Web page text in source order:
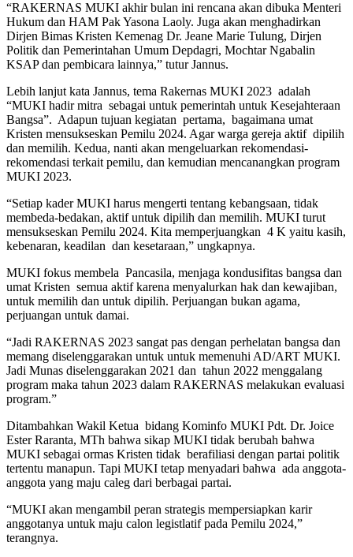
“RAKERNAS MUKI akhir bulan ini rencana akan dibuka Menteri
Hukum dan HAM Pak Yasona Laoly. Juga akan menghadirkan
Dirjen Bimas Kristen Kemenag Dr. Jeane Marie Tulung, Dirjen
Politik dan Pemerintahan Umum Depdagri, Mochtar Ngabalin
KSAP dan pembicara lainnya,” tutur Jannus.
Lebih lanjut kata Jannus, tema Rakernas MUKI 2023 adalah
“MUKI hadir mitra sebagai untuk pemerintah untuk Kesejahteraan
Bangsa”. Adapun tujuan kegiatan pertama, bagaimana umat
Kristen mensukseskan Pemilu 2024. Agar warga gereja aktif dipilih
dan memilih. Kedua, nanti akan mengeluarkan rekomendasi-
rekomendasi terkait pemilu, dan kemudian mencanangkan program
MUKI 2023.
“Setiap kader MUKI harus mengerti tentang kebangsaan, tidak
membeda-bedakan, aktif untuk dipilih dan memilih. MUKI turut
mensukseskan Pemilu 2024. Kita memperjuangkan 4 K yaitu kasih,
kebenaran, keadilan dan kesetaraan,” ungkapnya.
MUKI fokus membela Pancasila, menjaga kondusifitas bangsa dan
umat Kristen semua aktif karena menyalurkan hak dan kewajiban,
untuk memilih dan untuk dipilih. Perjuangan bukan agama,
perjuangan untuk damai.
“Jadi RAKERNAS 2023 sangat pas dengan perhelatan bangsa dan
memang diselenggarakan untuk untuk memenuhi AD/ART MUKI.
Jadi Munas diselenggarakan 2021 dan tahun 2022 menggalang
program maka tahun 2023 dalam RAKERNAS melakukan evaluasi
program.”
Ditambahkan Wakil Ketua bidang Kominfo MUKI Pdt. Dr. Joice
Ester Raranta, MTh bahwa sikap MUKI tidak berubah bahwa
MUKI sebagai ormas Kristen tidak berafiliasi dengan partai politik
tertentu manapun. Tapi MUKI tetap menyadari bahwa ada anggota-
anggota yang maju caleg dari berbagai partai.
“MUKI akan mengambil peran strategis mempersiapkan karir
anggotanya untuk maju calon legistlatif pada Pemilu 2024,”
terangnya.